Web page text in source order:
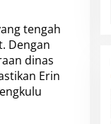
tengah
Dengan
dinas
Erin